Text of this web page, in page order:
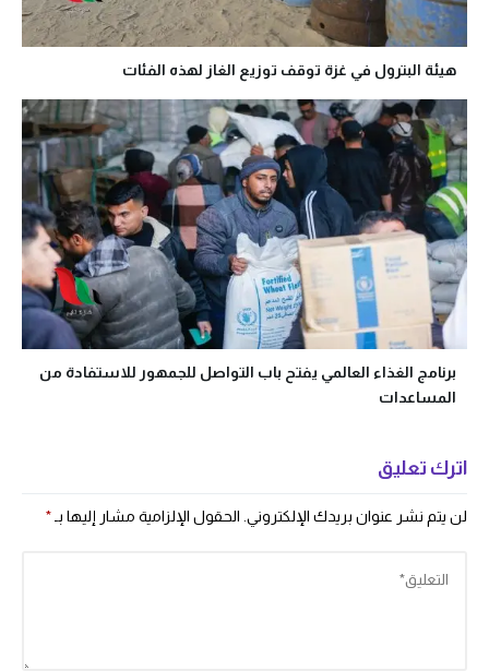
هيئة البترول في غزة توقف توزيع الغاز لهذه الفئات
برنامج الغذاء العالمي يفتح باب التواصل للجمهور للاستفادة من
المساعدات
اترك تعليق
لن يتم نشر عنوان بريدك الإلكتروني. الحقول الإلزامية مشار إليها بـ *